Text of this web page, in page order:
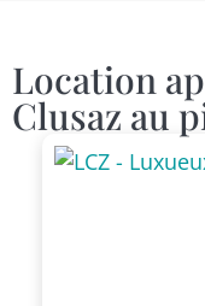
Location
Clusaz au